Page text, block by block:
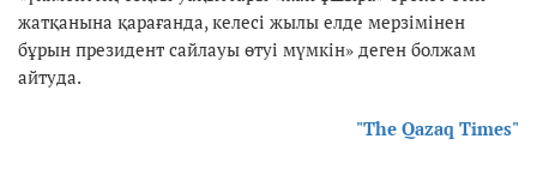
жатқанына қарағанда, келесі жылы елде мерзімінен
бұрын президент сайлауы өтуі мүмкін» деген болжам
айтуда.
"The Qazaq Times"